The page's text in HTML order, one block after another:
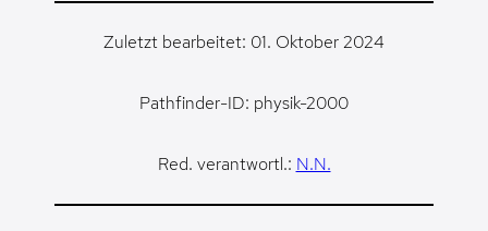
Zuletzt bearbeitet: 01. Oktober 2024
Pathfinder-ID: physik-2000
Red. verantwortl.: N.N.